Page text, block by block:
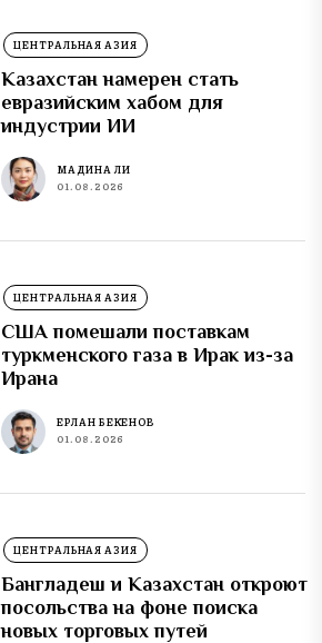
ЦЕНТРАЛЬНАЯ АЗИЯ
Казахстан намерен стать
евразийским хабом для
индустрии ИИ
МАДИНА ЛИ
01.08.2026
ЦЕНТРАЛЬНАЯ АЗИЯ
США помешали поставкам
туркменского газа в Ирак из-за
Ирана
ЕРЛАН БЕКЕНОВ
01.08.2026
ЦЕНТРАЛЬНАЯ АЗИЯ
Бангладеш и Казахстан откроют
посольства на фоне поиска
новых торговых путей